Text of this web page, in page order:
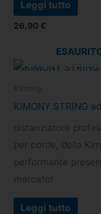
Leggi tutto
26,90 €
KIMONY STRING
distanziatore
per corde, della
performante
mercato!
Leggi tutto